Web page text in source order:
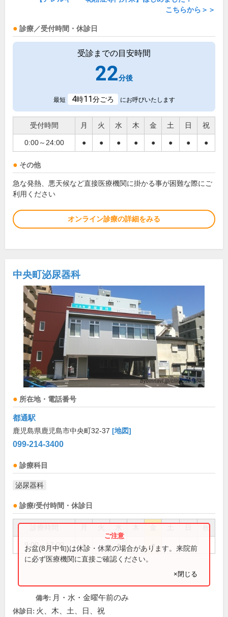
こちらから＞＞
診療／受付時間・休診日
受診までの目安時間
22分後
最短 4時11分ごろ にお呼びいたします
受付時間 月 火 水 木 金 土 日 祝
0:00～24:00 ● ● ● ● ● ● ● ●
その他
急な発熱、悪天候など直接医療機関に掛かる事が困難な際にご
利用ください
オンライン診療の詳細をみる
中央町泌尿器科
所在地・電話番号
都通駅
鹿児島県鹿児島市中央町32-37 [地図]
099-214-3400
診療科目
泌尿器科
診療/受付時間・休診日
祝
9:00～12:00 ● ● ●
お盆(8月中旬)は休診・休業の場合があります。来院前
に必ず医療機関に直接ご確認ください。
×閉じる
備考: 月・水・金曜午前のみ
休診日: 火、木、土、日、祝